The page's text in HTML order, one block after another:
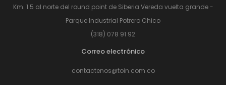
Km. 1.5 al norte del round point de Siberia Vereda vuelta grande -
Parque Industrial Potrero Chico
(318) 078 91 92
Correo electrónico
contactenos@toin.com.co